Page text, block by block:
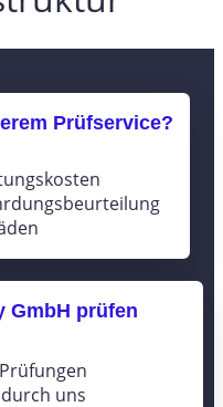
Prüfservice?
GmbH prüfen
uns